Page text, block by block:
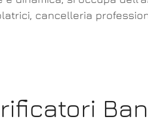
cancelleria